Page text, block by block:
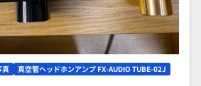
真 真空管ヘッドホンアンプ FX-AUDIO TUBE-02J